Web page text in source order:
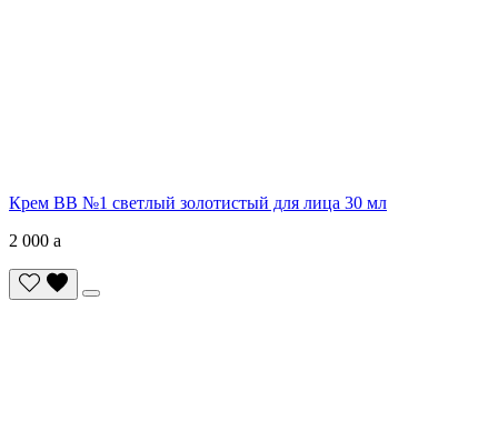
Крем ВВ №1 светлый золотистый для лица 30 мл
2 000 a